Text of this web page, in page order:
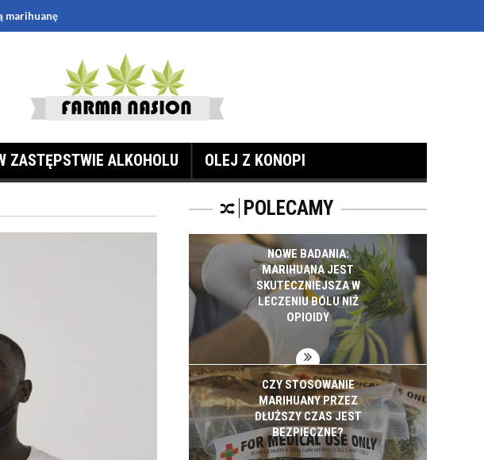
marihuanę
ZASTĘPSTWIE ALKOHOLU OLEJ Z KONOPI
POLECAMY
NOWE BADANIA:
MARIHUANA JEST
SKUTECZNIEJSZA W
LECZENIU BÓLU NIŻ
OPIOIDY
CZY STOSOWANIE
MARIHUANY PRZEZ
DŁUŻSZY CZAS JEST
BEZPIECZNE?